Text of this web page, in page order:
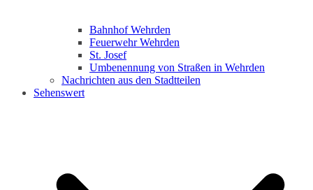
Bahnhof Wehrden
Feuerwehr Wehrden
St. Josef
Umbenennung von Straßen in Wehrden
Nachrichten aus den Stadtteilen
Sehenswert